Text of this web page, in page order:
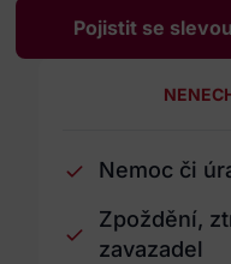
Pojistit se
Nemoc či
Zpoždění,
zavazadel